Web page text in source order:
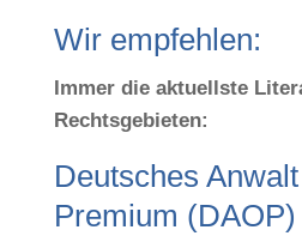
Wir empfehlen:
Immer die aktuellste
Rechtsgebieten:
Deutsches
Premium (DAOP)